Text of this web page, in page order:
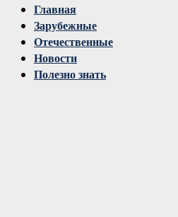
Главная
Зарубежные
Отечественные
Новости
Полезно знать